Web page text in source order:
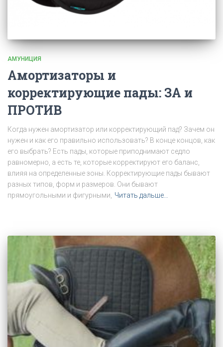
АМУНИЦИЯ
Амортизаторы и
корректирующие пады: ЗА и
ПРОТИВ
Когда нужен амортизатор или корректирующий пад? Зачем он
нужен и как его правильно использовать? В конце концов, как
его выбрать? Есть пады, которые приподнимают седло
равномерно, а есть те, которые корректируют его баланс,
влияя на определенные зоны. Корректирующие пады бывают
разных типов, форм и размеров. Они бывают
прямоугольными и фигурными, Читать дальше…